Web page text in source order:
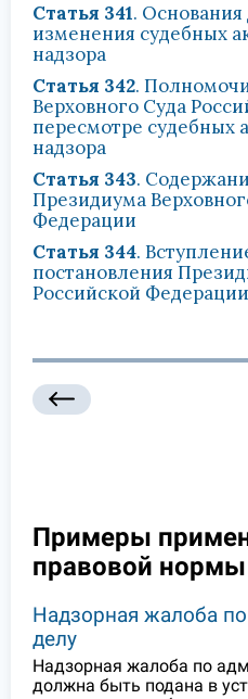
Статья 341.
изменения судебных
надзора
Статья 342.
Верховного Суда
пересмотре судебных
надзора
Статья 343.
Президиума
Федерации
Статья 344.
постановления
Российской Федерации
Примеры
правовой нормы
Надзорная жалоба
делу
Надзорная жалоба по
должна быть подана в